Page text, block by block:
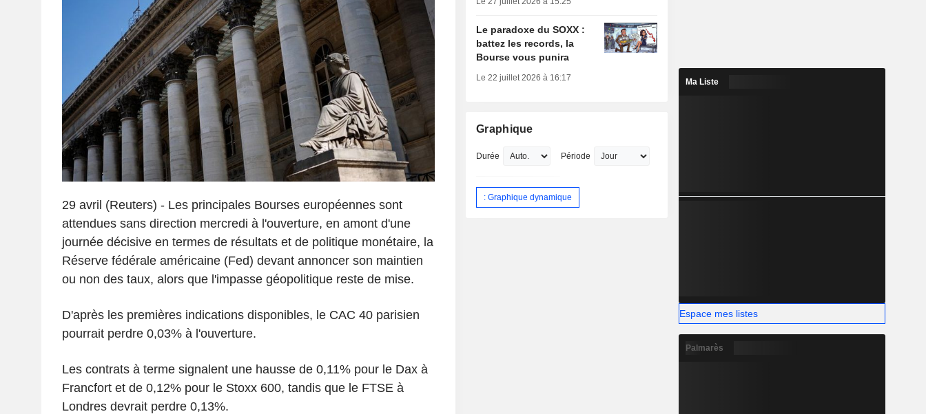
29 avril (Reuters) - Les principales Bourses européennes sont
attendues sans direction mercredi à l'ouverture, en amont d'une
journée décisive en termes de résultats et de politique monétaire, la
Réserve fédérale américaine (Fed) devant annoncer son maintien
ou non des taux, alors que l'impasse géopolitique reste de mise.
D'après les premières indications disponibles, le CAC 40 parisien
pourrait perdre 0,03% à l'ouverture.
Les contrats à terme signalent une hausse de 0,11% pour le Dax à
Francfort et de 0,12% pour le Stoxx 600, tandis que le FTSE à
Londres devrait perdre 0,13%.
Le paradoxe du SOXX :
battez les records, la
Bourse vous punira
Le 22 juillet 2026 à 16:17
Graphique
Durée Période
: Graphique dynamique
Ma Liste
Espace mes listes
Palmarès